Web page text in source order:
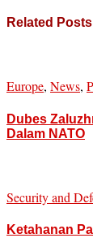
Related Posts
Europe, News,
Dubes
Dalam NATO
Security and
Ketahanan